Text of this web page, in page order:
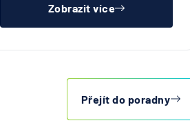
Zobrazit více
Přejít do poradny